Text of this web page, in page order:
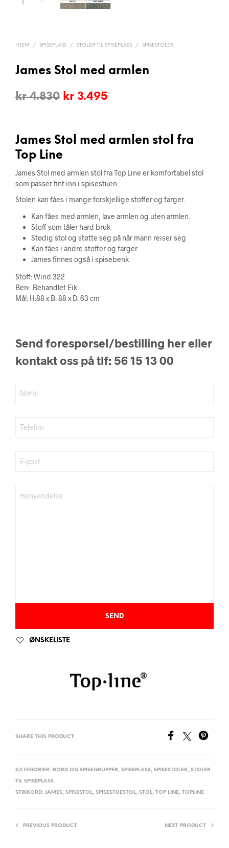
HJEM / SPISEPLASS / STOLER TIL SPISEPLASS / SPISESTOLER
James Stol med armlen
kr4.830 Opprinnelig
kr 4.830.
kr 3.495
kr 3.495.
James Stol med armlen stol fra
Top Line
James Stol med armlen stol fra Top Line er komfortabel stol
som passer fint inn i spisestuen.
Stolen kan fåes i mange forskjellige stoffer og farger.
Kan fåes med armlen, lave armlen og uten armlen.
Stoff som tåler hard bruk
Stødig stol og støtte seg på når mann reiser seg
Kan fåes i andre stoffer og farger
James finnes også i spisebenk
Stoff: Wind 322
Ben: Behandlet Eik
Mål: H:88 x B: 88 x D: 63 cm
Send forespørsel/bestilling her eller
kontakt oss på tlf: 56 15 13 00
ØNSKELISTE
SHARE THIS PRODUCT
KATEGORIER: BORD OG SPISEGRUPPER, SPISEPLASS, SPISESTOLER, STOLER
TIL SPISEPLASS
STIKKORD: JAMES, SPISESTOL, SPISESTUESTOL, STOL, TOP LINE, TOPLINE
PREVIOUS PRODUCT NEXT PRODUCT